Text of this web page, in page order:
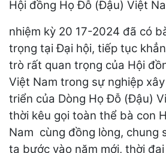
Hội đồng Họ Đỗ (Đậu) Việt
nhiệm kỳ 20 17-2024 đã có
trọng tại Đại hội, tiếp tục
trò rất quan trọng của Hội
Việt Nam trong sự nghiệp
triển của Dòng Họ Đỗ (Đậu)
thời kêu gọi toàn thể bà con
Nam cùng đồng lòng, chung
ta bước vào năm mới, thời